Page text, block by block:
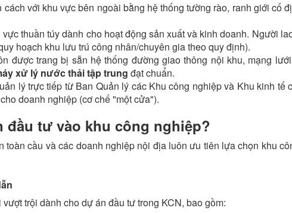
cách với khu vực bên ngoài bằng hệ thống tường rào, ranh giới cố
thuần túy dành cho hoạt động sản xuất và kinh doanh. Người
hoạch khu lưu trú công nhân/chuyên gia theo quy định).
được trang bị sẵn hệ thống đường giao thông nội khu, mạng
xử lý nước thải tập trung đạt chuẩn.
lý trực tiếp từ Ban Quản lý các Khu công nghiệp và Khu kinh tế
doanh nghiệp (cơ chế "một cửa").
đầu tư vào khu công nghiệp?
toàn cầu và các doanh nghiệp nội địa luôn ưu tiên lựa chọn khu
trội dành cho dự án đầu tư trong KCN, bao gồm: